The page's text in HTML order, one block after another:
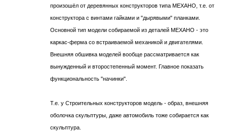
произошёл от деревянных конструкторов типа МЕХАНО, т.е. от
конструктора с винтами гайками и "дырявыми" планками.
Основной тип модели собираемой из деталей МЕХАНО - это
каркас-ферма со встраиваемой механикой и двигателями.
Внешняя обшивка моделей вообще рассматривается как
вынужденный и второстепенный момент. Главное показать
функциональность "начинки".
Т.е. у Строительных конструкторов модель - образ, внешняя
оболочка скульптуры, даже автомобиль тоже собирается как
скульптура.